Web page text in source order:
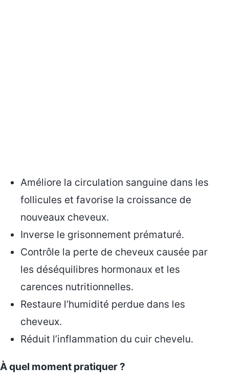
Améliore la circulation sanguine dans les
follicules et favorise la croissance de
nouveaux cheveux.
Inverse le grisonnement prématuré.
Contrôle la perte de cheveux causée par
les déséquilibres hormonaux et les
carences nutritionnelles.
Restaure l’humidité perdue dans les
cheveux.
Réduit l’inflammation du cuir chevelu.
À quel moment pratiquer ?